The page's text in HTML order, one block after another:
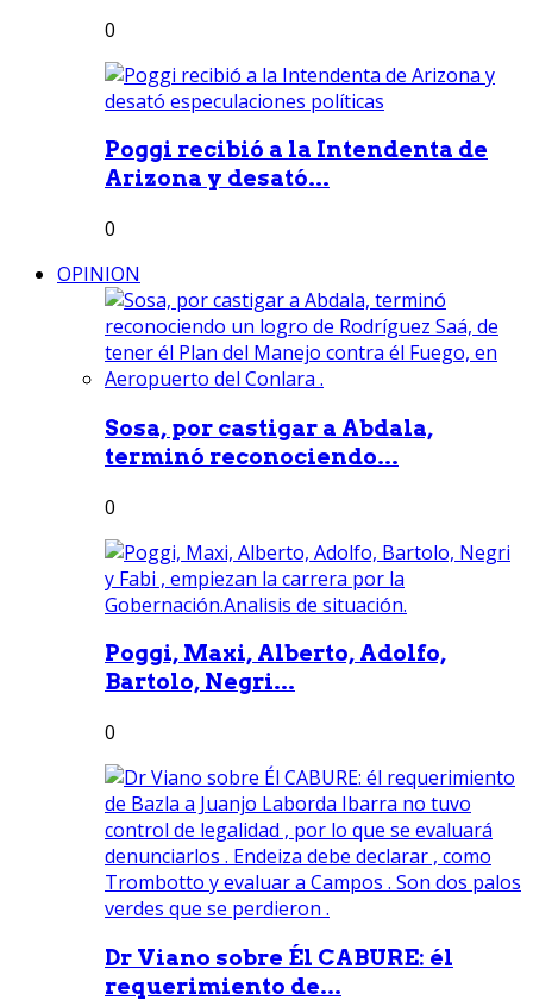
0
Poggi recibió a la Intendenta de
Arizona y desató...
0
OPINION
Sosa, por castigar a Abdala,
terminó reconociendo...
0
Poggi, Maxi, Alberto, Adolfo,
Bartolo, Negri...
0
Dr Viano sobre Él CABURE: él
requerimiento de...